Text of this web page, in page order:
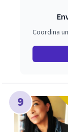
Coordina
9